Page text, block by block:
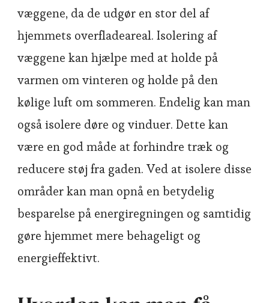
væggene, da de udgør en stor del af
hjemmets overfladeareal. Isolering af
væggene kan hjælpe med at holde på
varmen om vinteren og holde på den
kølige luft om sommeren. Endelig kan man
også isolere døre og vinduer. Dette kan
være en god måde at forhindre træk og
reducere støj fra gaden. Ved at isolere disse
områder kan man opnå en betydelig
besparelse på energiregningen og samtidig
gøre hjemmet mere behageligt og
energieffektivt.